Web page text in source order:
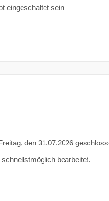
eingeschaltet sein!
den 31.07.2026
bearbeitet.